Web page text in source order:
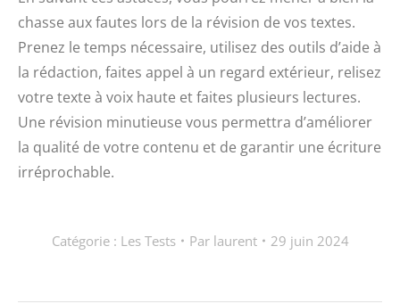
chasse aux fautes lors de la révision de vos textes.
Prenez le temps nécessaire, utilisez des outils d’aide à
la rédaction, faites appel à un regard extérieur, relisez
votre texte à voix haute et faites plusieurs lectures.
Une révision minutieuse vous permettra d’améliorer
la qualité de votre contenu et de garantir une écriture
irréprochable.
Catégorie : Les Tests Par laurent 29 juin 2024